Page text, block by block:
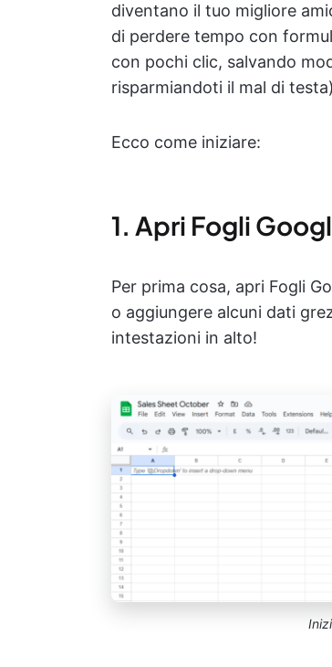
diventano il tuo migliore
di perdere tempo con
con pochi clic, salvando
risparmiandoti il mal di
Ecco come iniziare:
1. Apri Fogli
Per prima cosa, apri Fogli
o aggiungere alcuni dati
intestazioni in alto!